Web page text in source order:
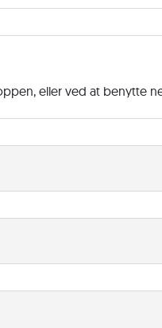
eller ved at benytte